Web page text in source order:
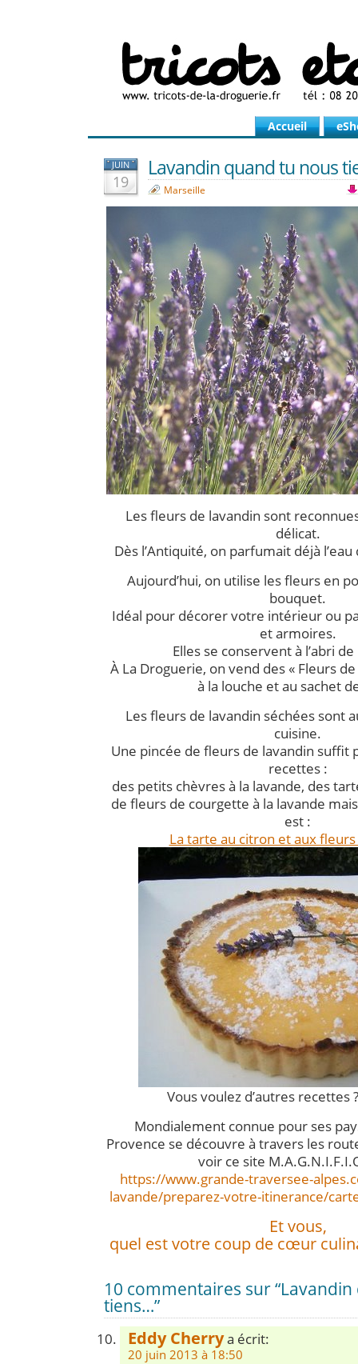
Accueil
JUIN
19
Lavandin quand tu nous
Marseille
Les fleurs de lavandin sont
délicat.
Dès l’Antiquité, on parfumait déjà
Aujourd’hui, on utilise les fleurs en
bouquet.
Idéal pour décorer votre intérieur ou
et armoires.
Elles se conservent à l’abri
À La Droguerie, on vend des « Fleurs
à la louche et au sachet
Les fleurs de lavandin séchées sont
cuisine.
Une pincée de fleurs de lavandin suffit
recettes :
des petits chèvres à la lavande, des
de fleurs de courgette à la lavande
est :
La tarte au citron et aux
Vous voulez d’autres recettes
Mondialement connue pour ses
Provence se découvre à travers les
voir ce site
https://www.grande-traversee-
lavande/preparez-votre-itinerance/
Et vous,
quel est votre coup de cœur
10 commentaires sur
tiens…”
Eddy Cherrya écrit:
20 juin 2013 à 18:50